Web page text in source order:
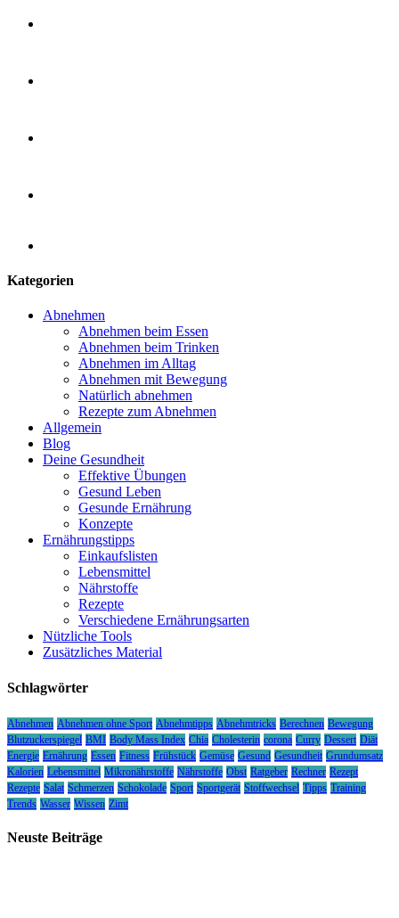
Kategorien
Abnehmen
Abnehmen beim Essen
Abnehmen beim Trinken
Abnehmen im Alltag
Abnehmen mit Bewegung
Natürlich abnehmen
Rezepte zum Abnehmen
Allgemein
Blog
Deine Gesundheit
Effektive Übungen
Gesund Leben
Gesunde Ernährung
Konzepte
Ernährungstipps
Einkaufslisten
Lebensmittel
Nährstoffe
Rezepte
Verschiedene Ernährungsarten
Nützliche Tools
Zusätzliches Material
Schlagwörter
Abnehmen Abnehmen ohne Sport Abnehmtipps Abnehmtricks Berechnen Bewegung
Blutzuckerspiegel BMI Body Mass Index Chia Cholesterin corona Curry Dessert Diät
Energie Ernährung Essen Fitness Frühstück Gemüse Gesund Gesundheit Grundumsatz
Kalorien Lebensmittel Mikronährstoffe Nährstoffe Obst Ratgeber Rechner Rezept
Rezepte Salat Schmerzen Schokolade Sport Sportgerät Stoffwechsel Tipps Training
Trends Wasser Wissen Zimt
Neuste Beiträge